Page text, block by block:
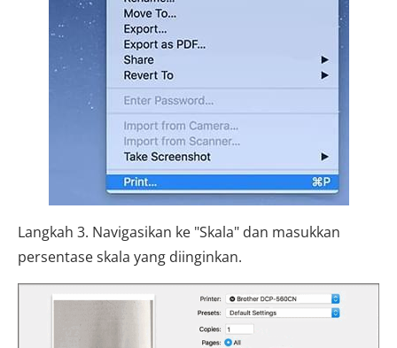
Langkah 3. Navigasikan ke "Skala" dan masukkan
persentase skala yang diinginkan.